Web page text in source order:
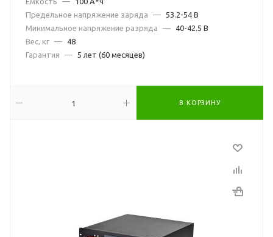
Предельное напряжение заряда
— 53.2-54 В
Минимальное напряжение разряда
—
40-42.5 В
Вес, кг —
48
Гарантия
— 5 лет (60 месяцев)
В КОРЗИНУ